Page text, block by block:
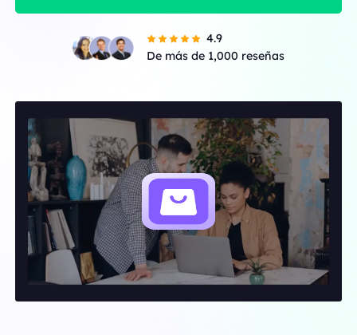
4.9
De más de 1,000 reseñas